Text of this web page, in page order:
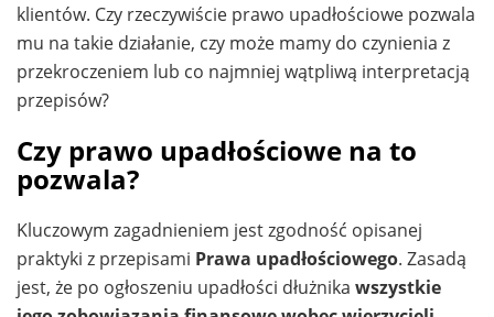
klientów. Czy rzeczywiście prawo upadłościowe pozwala
mu na takie działanie, czy może mamy do czynienia z
przekroczeniem lub co najmniej wątpliwą interpretacją
przepisów?
Czy prawo upadłościowe na to
pozwala?
Kluczowym zagadnieniem jest zgodność opisanej
praktyki z przepisami Prawa upadłościowego. Zasadą
jest, że po ogłoszeniu upadłości dłużnika wszystkie